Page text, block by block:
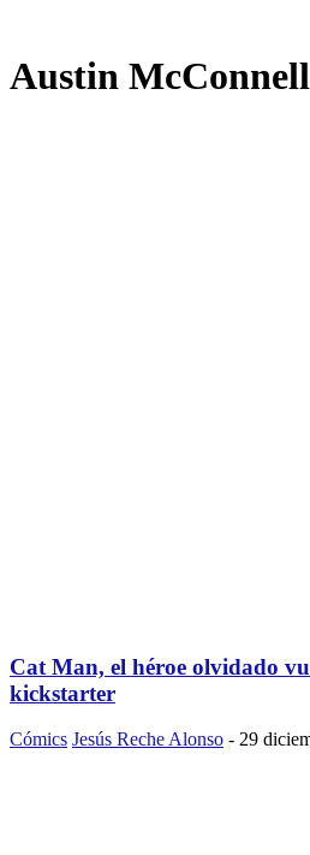
Austin McConnell
Cat Man, el héroe olvidado
kickstarter
Cómics Jesús Reche Alonso - 29